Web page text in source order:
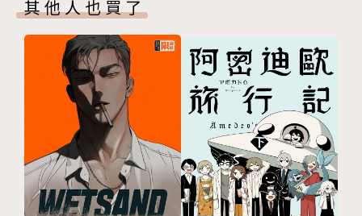
其他人也買了